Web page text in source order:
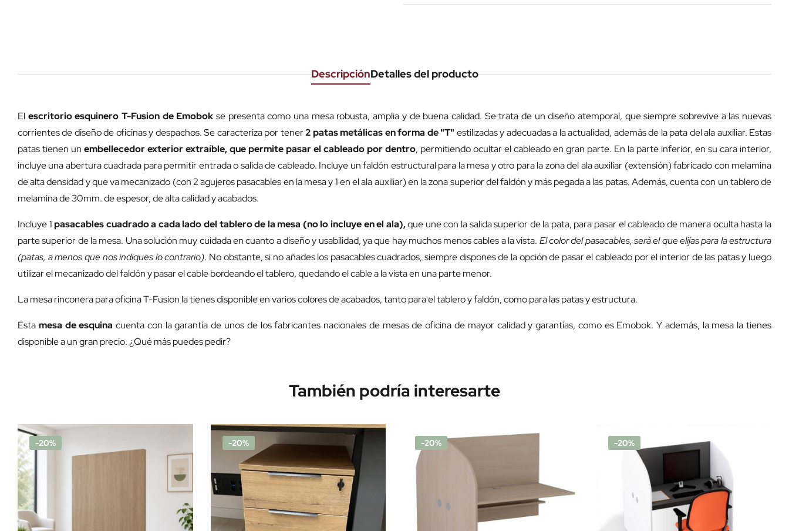
DescripciónDetalles del producto
El escritorio esquinero T-Fusion de Emobokse presenta como una mesa robusta, amplia y de buena calidad. Se trata de un diseño atemporal, que siempre sobrevive a las nuevas
corrientes de diseño de oficinas y despachos. Se caracteriza por tener2 patas metálicas en forma de "T" estilizadas y adecuadas a la actualidad, además de la pata del ala auxiliar. Estas
patas tienen un embellecedor exterior extraíble, que permite pasar el cableado por dentro, permitiendo ocultar el cableado en gran parte. En la parte inferior, en su cara interior,
incluye una abertura cuadrada para permitir entrada o salida de cableado. Incluye un faldón estructural para la mesa y otro para la zona del ala auxiliar (extensión) fabricado con melamina
de alta densidad y que va mecanizado (con 2 agujeros pasacables en la mesa y 1 en el ala auxiliar) en la zona superior del faldón y más pegada a las patas. Además, cuenta con un tablero de
melamina de 30mm. de espesor, de alta calidad y acabados.
Incluye 1pasacables cuadradoa cada lado del tablero de la mesa (no lo incluye en el ala),que une con la salida superior de la pata, para pasar el cableado de manera oculta hasta la
parte superior de la mesa. Una solución muy cuidada en cuanto a diseño y usabilidad, ya que hay muchos menos cables a la vista. El color del pasacables, será el que elijas para la estructura
(patas, a menos que nos indiques lo contrario). No obstante, si no añades los pasacables cuadrados, siempre dispones de la opción de pasar el cableado por el interior de las patas y luego
utilizar el mecanizado del faldón y pasar el cable bordeando el tablero, quedando el cable a la vista en una parte menor.
La mesa rinconera para oficina T-Fusion la tienes disponible en varios colores de acabados, tanto para el tablero y faldón, como para las patas y estructura.
Esta mesa de esquina cuenta con la garantía de unos de los fabricantes nacionales de mesas de oficina de mayor calidad y garantías, como es Emobok. Y además, la mesa la tienes
disponible a un gran precio. ¿Qué más puedes pedir?
También podría interesarte
-20% -20% -20% -20%